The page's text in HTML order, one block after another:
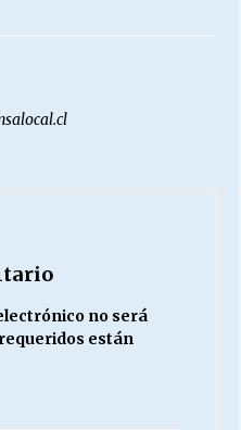
no será
están